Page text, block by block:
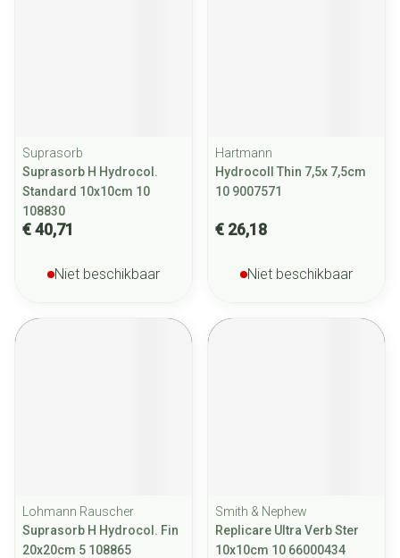
Suprasorb
Suprasorb H Hydrocol.
Standard 10x10cm 10
108830
€ 40,71
Niet beschikbaar
Hartmann
Hydrocoll Thin 7,5x 7,5cm
10 9007571
€ 26,18
Niet beschikbaar
Lohmann Rauscher
Suprasorb H Hydrocol. Fin
20x20cm 5 108865
Smith & Nephew
Replicare Ultra Verb Ster
10x10cm 10 66000434